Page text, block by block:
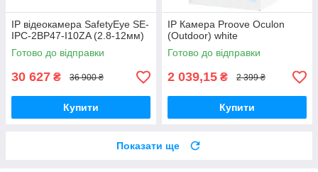
IP відеокамера SafetyEye SE-
IPC-2BP47-I10ZA (2.8-12мм)
Готово до відправки
30 627 ₴ 36 900 ₴
Купити
IP Камера Proove Oculon
(Outdoor) white
Готово до відправки
2 039,15 ₴ 2 399 ₴
Купити
Показати ще